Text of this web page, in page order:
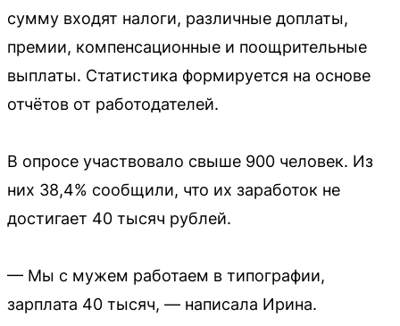
сумму входят налоги, различные доплаты,
премии, компенсационные и поощрительные
выплаты. Статистика формируется на основе
отчётов от работодателей.
В опросе участвовало свыше 900 человек. Из
них 38,4% сообщили, что их заработок не
достигает 40 тысяч рублей.
— Мы с мужем работаем в типографии,
зарплата 40 тысяч, — написала Ирина.